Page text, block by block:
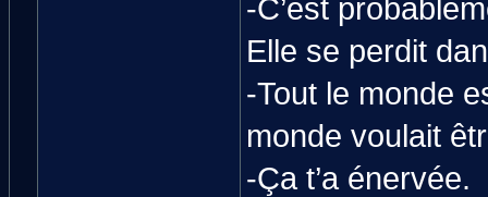
-C’est
Elle se perdit
-Tout le monde
monde voulait
-Ça t’a énervée.